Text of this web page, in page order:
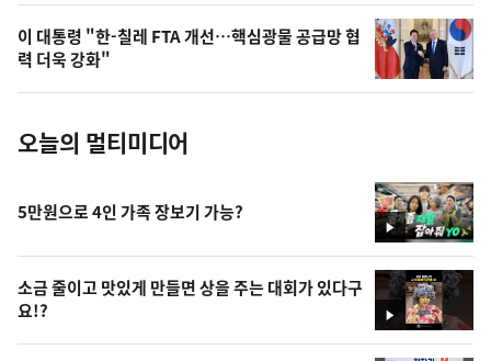
의
사
진
이 대통령 "한-칠레 FTA 개선…핵심광물 공급망 협
력 더욱 강화"
오늘의 멀티미디어
영
상
5만원으로 4인 가족 장보기 가능?
영
상
소금 줄이고 맛있게 만들면 상을 주는 대회가 있다구
요!?